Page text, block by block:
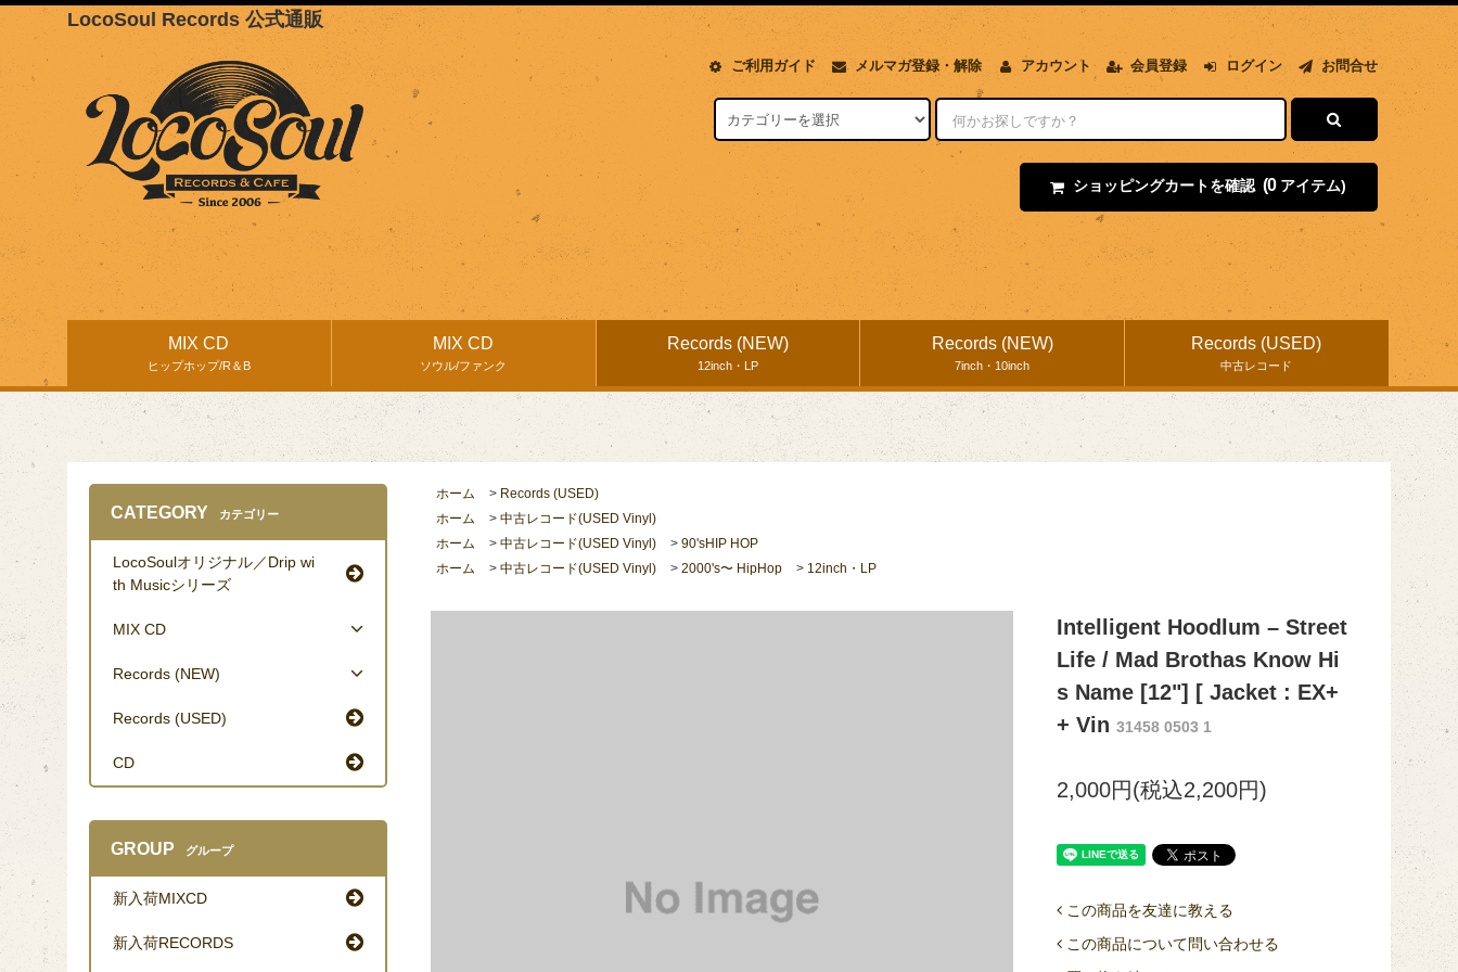
LocoSoul Records 公式通販
ご利用ガイド メルマガ登録・解除 アカウント 会員登録 ログイン お問合せ
ショッピングカートを確認 (0 アイテム)
MIX CD
ヒップホップ/R＆B
MIX CD
ソウル/ファンク
Records (NEW)
12inch・LP
Records (NEW)
7inch・10inch
Records (USED)
中古レコード
ホーム > Records (USED)
ホーム
> 中古レコード(USED Vinyl)
ホーム
> 中古レコード(USED Vinyl) > 90'sHIP HOP
ホーム
> 中古レコード(USED Vinyl) > 2000's〜 HipHop > 12inch・LP
Intelligent Hoodlum ‎– Street
Life / Mad Brothas Know Hi
s Name [12"] [ Jacket : EX+
+ Vin 31458 0503 1
2,000円(税込2,200円)
この商品を友達に教える
この商品について問い合わせる
CATEGORY カテゴリー
LocoSoulオリジナル／Drip wi
th Musicシリーズ
MIX CD
Records (NEW)
Records (USED)
CD
GROUP グループ
新入荷MIXCD
新入荷RECORDS